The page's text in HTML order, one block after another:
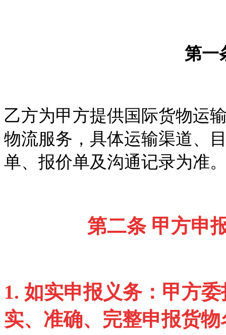
第一
乙方为甲方提供国际货物运
物流服务，具体运输渠道、
单、报价单及沟通记录为准
第二条 甲方申
1. 如实申报义务：甲方
实、准确、完整申报货